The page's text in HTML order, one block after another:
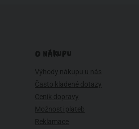
O NÁKUPU
Výhody nákupu u nás
Často kladené dotazy
Ceník dopravy
Možnosti plateb
Reklamace